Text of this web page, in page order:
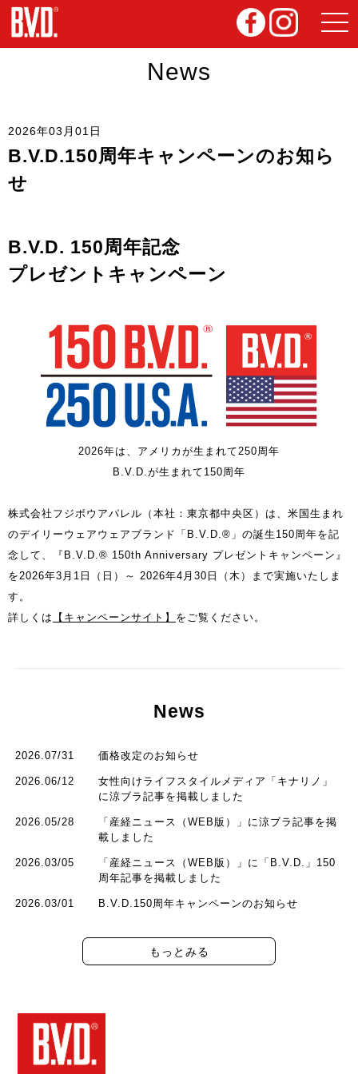
News
2026年03月01日
B.V.D.150周年キャンペーンのお知ら
せ
B.V.D. 150周年記念
プレゼントキャンペーン
2026年は、アメリカが生まれて250周年
B.V.D.が生まれて150周年
株式会社フジボウアパレル（本社：東京都中央区）は、米国生まれ
のデイリーウェアウェアブランド「B.V.D.®」の誕生150周年を記
念して、『B.V.D.® 150th Anniversary プレゼントキャンペーン』
を2026年3月1日（日）～ 2026年4月30日（木）まで実施いたしま
す。
詳しくは
【キャンペーンサイト】 をご覧ください。
News
2026.07/31 価格改定のお知らせ
2026.06/12
女性向けライフスタイルメディア「キナリノ」
に涼ブラ記事を掲載しました
2026.05/28
「産経ニュース（WEB版）」に涼ブラ記事を掲
載しました
2026.03/05
「産経ニュース（WEB版）」に「B.V.D.」150
周年記事を掲載しました
2026.03/01 B.V.D.150周年キャンペーンのお知らせ
もっとみる